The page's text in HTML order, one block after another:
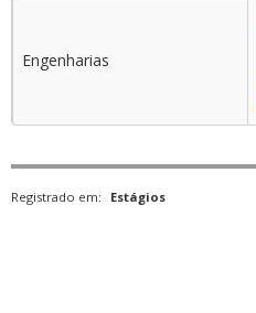
Engenharias
Registrado em: Estágios